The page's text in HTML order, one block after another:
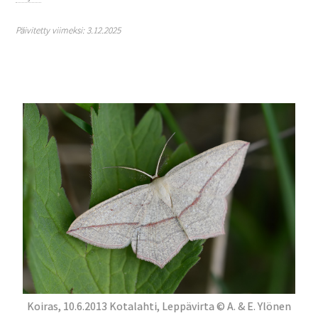
Päivitetty viimeksi: 3.12.2025
Koiras, 10.6.2013 Kotalahti, Leppävirta © A. & E. Ylönen